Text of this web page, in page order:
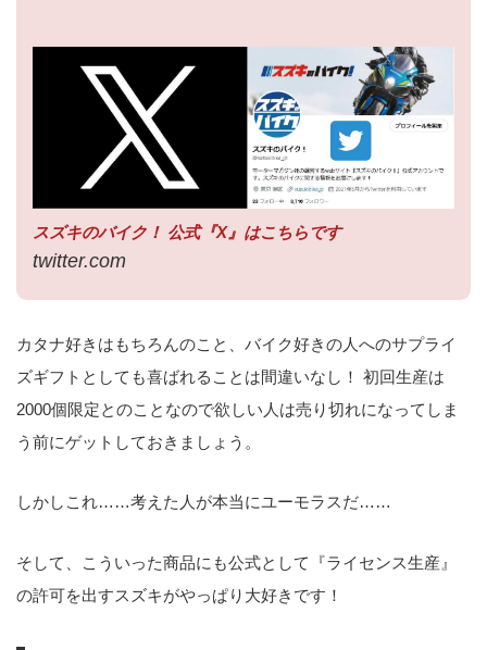
スズキのバイク！ 公式『X』はこちらです
twitter.com
カタナ好きはもちろんのこと、バイク好きの人へのサプライ
ズギフトとしても喜ばれることは間違いなし！ 初回生産は
2000個限定とのことなので欲しい人は売り切れになってしま
う前にゲットしておきましょう。
しかしこれ……考えた人が本当にユーモラスだ……
そして、こういった商品にも公式として『ライセンス生産』
の許可を出すスズキがやっぱり大好きです！